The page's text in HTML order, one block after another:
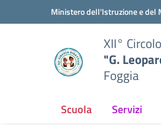
Vai ai contenuti
Vai al menu di navigazioneMinistero dell'Istruzione e del
XII°
"G.
Foggia
Scuola Servizi